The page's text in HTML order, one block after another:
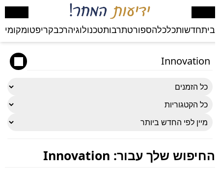
ביתחדשותכלכלהספורטתרבותטכנולוגיהרכבקריפטומקומי
החיפוש שלך עבור: Innovation